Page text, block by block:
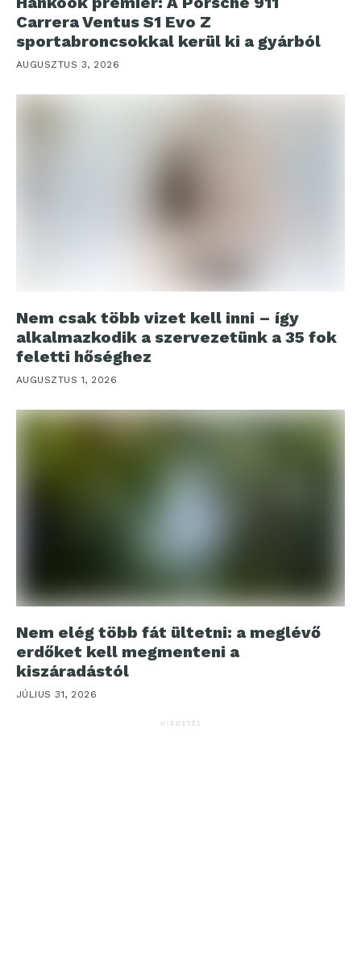
Carrera Ventus S1 Evo Z
sportabroncsokkal kerül ki a gyárból
AUGUSZTUS 3, 2026
Nem csak több vizet kell inni – így
alkalmazkodik a szervezetünk a 35 fok
feletti hőséghez
AUGUSZTUS 1, 2026
Nem elég több fát ültetni: a meglévő
erdőket kell megmenteni a
kiszáradástól
JÚLIUS 31, 2026
HIRDETÉS